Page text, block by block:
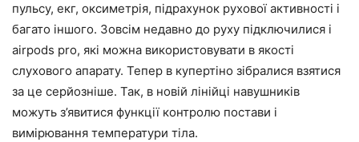
пульсу, екг, оксиметрія, підрахунок рухової активності і
багато іншого. Зовсім недавно до руху підключилися і
airpods pro, які можна використовувати в якості
слухового апарату. Тепер в купертіно зібралися взятися
за це серйозніше. Так, в новій лінійці навушників
можуть з’явитися функції контролю постави і
вимірювання температури тіла.